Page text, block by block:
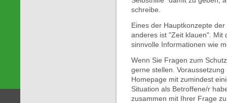
schreibe.
Eines der Hauptkonzepte
anderes ist "Zeit klauen". Mit
sinnvolle Informationen wie
Wenn Sie Fragen zum
gerne stellen.
Homepage mit zumindest
Situation als Betroffene/r
zusammen mit Ihrer Frage